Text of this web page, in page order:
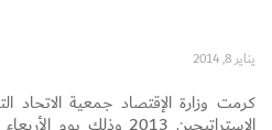
يناير 8, 2014
كرمت وزارة الإقتصاد جمعية الاتحاد